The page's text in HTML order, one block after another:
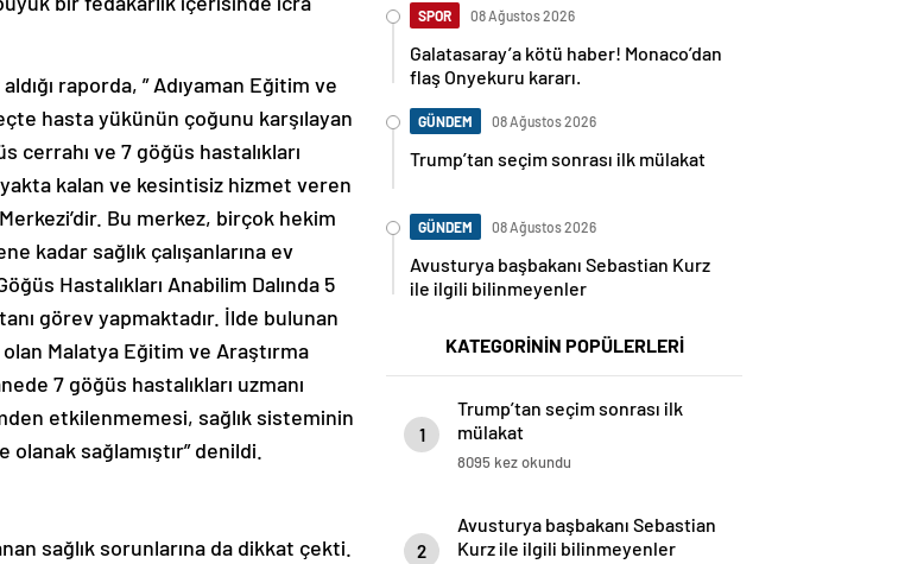
raporda, ” Adıyaman Eğitim ve
hasta yükünün çoğunu karşılayan
cerrahı ve 7 göğüs hastalıkları
kalan ve kesintisiz hizmet veren
Bu merkez, birçok hekim
kadar sağlık çalışanlarına ev
Hastalıkları Anabilim Dalında 5
görev yapmaktadır. İlde bulunan
Malatya Eğitim ve Araştırma
7 göğüs hastalıkları uzmanı
etkilenmemesi, sağlık sisteminin
sağlamıştır” denildi.
sağlık sorunlarına da dikkat çekti.
SPOR 08 Ağustos 2026
Galatasaray’a kötü haber! Monaco’dan
flaş Onyekuru kararı.
GÜNDEM 08 Ağustos 2026
Trump’tan seçim sonrası ilk mülakat
GÜNDEM 08 Ağustos 2026
Avusturya başbakanı Sebastian Kurz
ile ilgili bilinmeyenler
KATEGORİNİN POPÜLERLERİ
1
Trump’tan seçim sonrası ilk
mülakat
8095 kez okundu
2
Avusturya başbakanı Sebastian
Kurz ile ilgili bilinmeyenler